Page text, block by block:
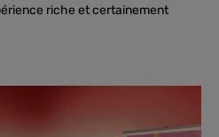
riche et certainement